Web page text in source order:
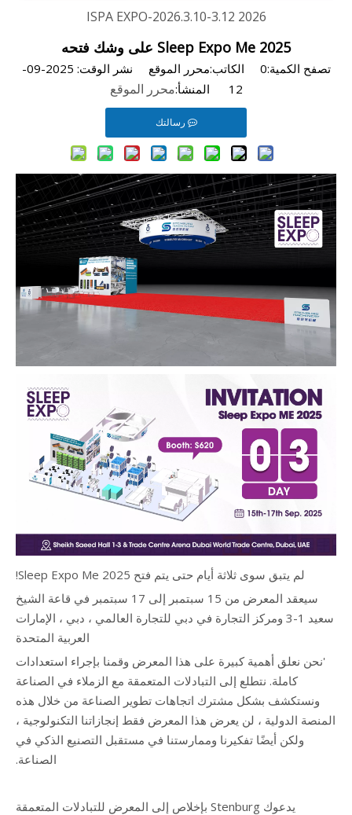
2026 ISPA EXPO-2026.3.10-3.12
Sleep Expo Me 2025 على وشك فتحه
تصفح الكمية:0
الكاتب:محرر الموقع نشر الوقت: 2025-09-
12 المنشأ:
محرر الموقع
رسالتك
لم يتبق سوى ثلاثة أيام حتى يتم فتح Sleep Expo Me 2025!
سيعقد المعرض من 15 سبتمبر إلى 17 سبتمبر في قاعة الشيخ
سعيد 1-3 ومركز التجارة في دبي للتجارة العالمي ، دبي ، الإمارات
العربية المتحدة
'نحن نعلق أهمية كبيرة على هذا المعرض وقمنا بإجراء استعدادات
كاملة. نتطلع إلى التبادلات المتعمقة مع الزملاء في الصناعة
ونستكشف بشكل مشترك اتجاهات تطوير الصناعة من خلال هذه
المنصة الدولية ، لن يعرض هذا المعرض فقط إنجازاتنا التكنولوجية ،
ولكن أيضًا تفكيرنا وممارستنا في مستقبل التصنيع الذكي في
الصناعة.
يدعوك Stenburg بإخلاص إلى المعرض للتبادلات المتعمقة